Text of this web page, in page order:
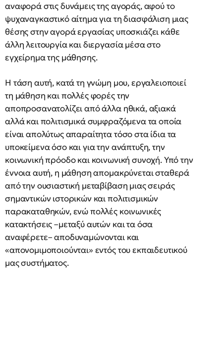
αναφορά στις δυνάμεις της αγοράς, αφού το
ψυχαναγκαστικό αίτημα για τη διασφάλιση μιας
θέσης στην αγορά εργασίας υποσκιάζει κάθε
άλλη λειτουργία και διεργασία μέσα στο
εγχείρημα της μάθησης.
Η τάση αυτή, κατά τη γνώμη μου, εργαλειοποιεί
τη μάθηση και πολλές φορές την
αποπροσανατολίζει από άλλα ηθικά, αξιακά
αλλά και πολιτισμικά συμφραζόμενα τα οποία
είναι απολύτως απαραίτητα τόσο στα ίδια τα
υποκείμενα όσο και για την ανάπτυξη, την
κοινωνική πρόοδο και κοινωνική συνοχή. Υπό την
έννοια αυτή, η μάθηση απομακρύνεται σταθερά
από την ουσιαστική μεταβίβαση μιας σειράς
σημαντικών ιστορικών και πολιτισμικών
παρακαταθηκών, ενώ πολλές κοινωνικές
κατακτήσεις –μεταξύ αυτών και τα όσα
αναφέρετε– αποδυναμώνονται και
«απονομιμοποιούνται» εντός του εκπαιδευτικού
μας συστήματος.